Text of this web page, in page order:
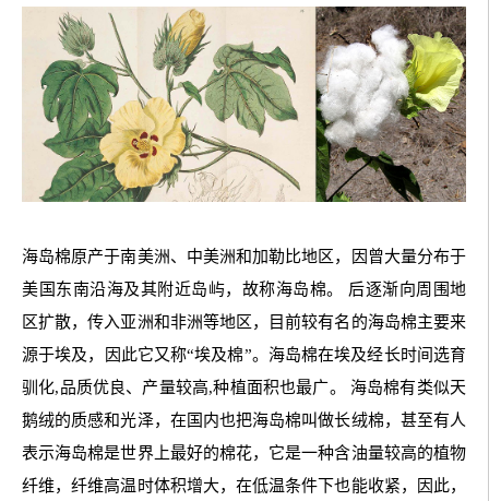
海岛棉原产于南美洲、中美洲和加勒比地区，因曾大量分布于
美国东南沿海及其附近岛屿，故称海岛棉。 后逐渐向周围地
区扩散，传入亚洲和非洲等地区，目前较有名的海岛棉主要来
源于埃及，因此它又称“埃及棉”。海岛棉在埃及经长时间选育
驯化,品质优良、产量较高,种植面积也最广。 海岛棉有类似天
鹅绒的质感和光泽，在国内也把海岛棉叫做长绒棉，甚至有人
表示海岛棉是世界上最好的棉花，它是一种含油量较高的植物
纤维，纤维高温时体积增大，在低温条件下也能收紧，因此，